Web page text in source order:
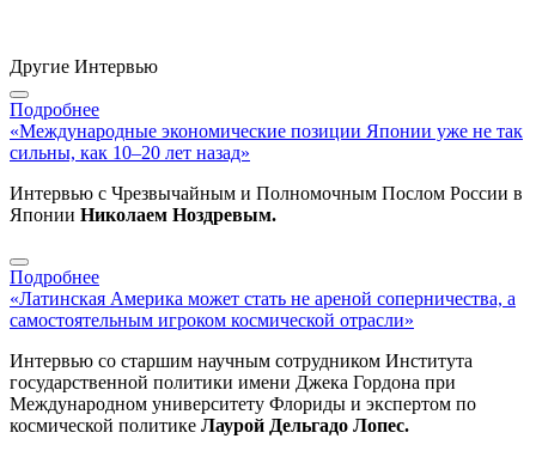
Другие Интервью
Подробнее
«Международные экономические позиции Японии уже не так
сильны, как 10–20 лет назад»
Интервью с Чрезвычайным и Полномочным Послом России в
Японии Николаем Ноздревым.
Подробнее
«Латинская Америка может стать не ареной соперничества, а
самостоятельным игроком космической отрасли»
Интервью со старшим научным сотрудником Института
государственной политики имени Джека Гордона при
Международном университету Флориды и экспертом по
космической политике Лаурой Дельгадо Лопес.